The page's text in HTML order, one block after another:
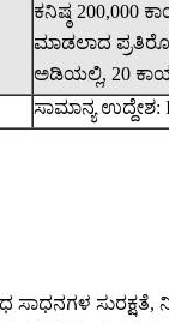
ಕನಿಷ್ಠ 200,000
ಮಾಡಲಾದ
ಅಡಿಯಲ್ಲಿ, 20
ಸಾಮಾನ್ಯ ಉದ್ದೇಶ:
ಸಾಧನಗಳ ಸುರಕ್ಷತೆ,